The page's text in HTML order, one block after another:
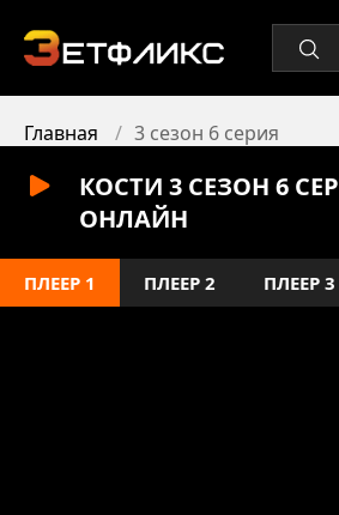
Главная 3 сезон 6 серия
КОСТИ 3 СЕЗОН 6
ОНЛАЙН
ПЛЕЕР 1 ПЛЕЕР 2 ПЛЕЕР 3